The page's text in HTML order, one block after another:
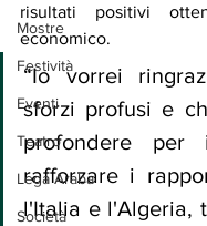
Mostre
Festività
Eventi
Teatro
Lega Araba
Società
risultati positivi
economico.
“Io vorrei
sforzi profusi e
profondere per
rafforzare i
l'Italia e l'Algeria,